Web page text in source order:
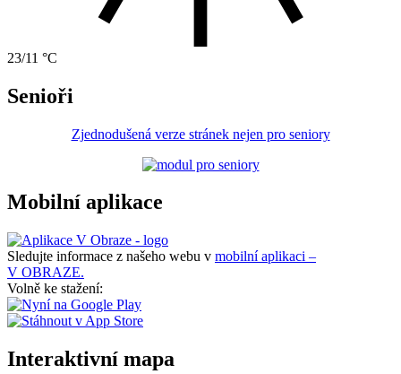
23/11 °C
Senioři
Zjednodušená verze stránek nejen pro seniory
Mobilní aplikace
Sledujte informace z našeho webu v mobilní aplikaci –
V OBRAZE.
Volně ke stažení:
Interaktivní mapa